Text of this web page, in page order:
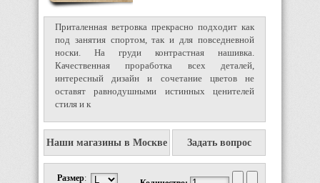
Приталенная ветровка прекрасно подходит как
под занятия спортом, так и для повседневной
носки. На груди контрастная нашивка.
Качественная проработка всех деталей,
интересный дизайн и сочетание цветов не
оставят равнодушными истинных ценителей
стиля и к
Наши магазины в Москве Задать вопрос
Размер: